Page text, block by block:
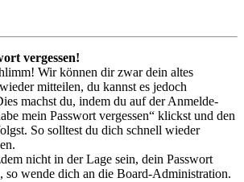
vergessen!
Wir können dir zwar dein altes
mitteilen, du kannst es jedoch
machst du, indem du auf der Anmelde-
mein Passwort vergessen“ klickst und den
So solltest du dich schnell wieder
nicht in der Lage sein, dein Passwort
so wende dich an die Board-Administration.